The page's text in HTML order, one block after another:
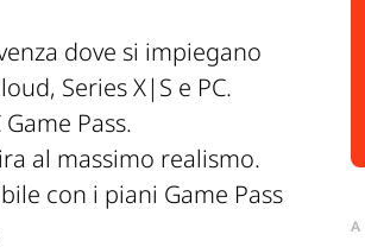
dove si impiegano
Series X|S e PC.
Pass.
al massimo realismo.
con i piani Game Pass